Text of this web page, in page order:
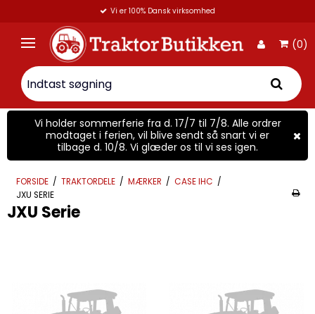
Vi er 100% Dansk virksomhed
(0)
Vi holder sommerferie fra d. 17/7 til 7/8. Alle ordrer
modtaget i ferien, vil blive sendt så snart vi er
tilbage d. 10/8. Vi glæder os til vi ses igen.
FORSIDE / TRAKTORDELE / MÆRKER / CASE IHC /
JXU SERIE
JXU Serie